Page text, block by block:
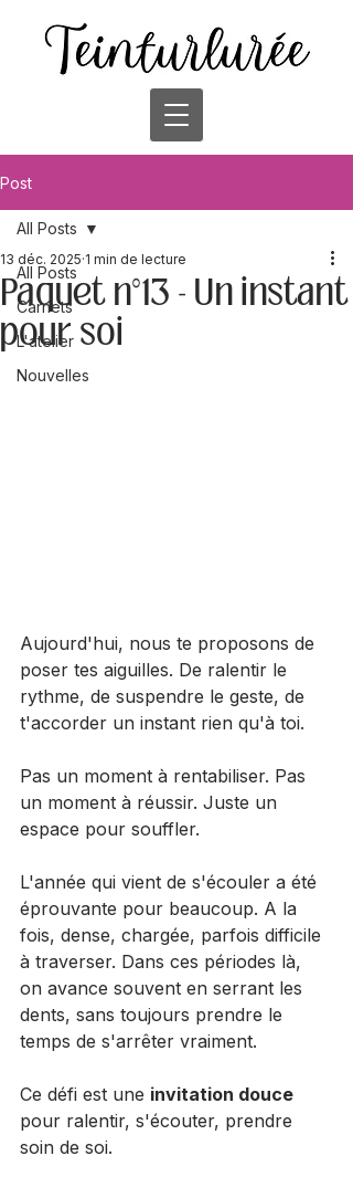
Post
All Posts
Carnets
L'atelier
Nouvelles
All Posts
Paquet n°13 - Un instant
pour soi
13 déc. 2025 1 min de lecture
Aujourd'hui, nous te proposons de
poser tes aiguilles. De ralentir le
rythme, de suspendre le geste, de
t'accorder un instant rien qu'à toi.
Pas un moment à rentabiliser. Pas
un moment à réussir. Juste un
espace pour souffler.
L'année qui vient de s'écouler a été
éprouvante pour beaucoup. A la
fois, dense, chargée, parfois difficile
à traverser. Dans ces périodes là,
on avance souvent en serrant les
dents, sans toujours prendre le
temps de s'arrêter vraiment.
Ce défi est une invitation douce
pour ralentir, s'écouter, prendre
soin de soi.